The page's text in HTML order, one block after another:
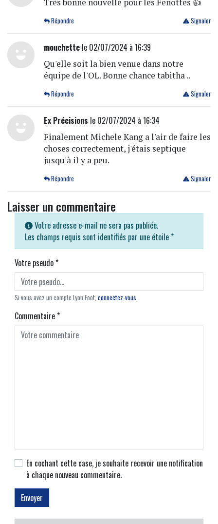
Signaler
Répondre
mouchettele 02/07/2024 à 16:39
Qu'elle soit la bien venue dans notre
équipe de l'OL. Bonne chance tabitha ..
Signaler
Répondre
Ex Précisions le 02/07/2024 à 16:34
Finalement Michele Kang a l'air de faire les
choses correctement, j'étais septique
jusqu'à il y a peu.
Signaler
Répondre
Laisser un commentaire
Votre adresse e-mail ne sera pas publiée.
Les champs requis sont identifiés par une étoile *
Votre pseudo*
Si vous avez un compte Lyon Foot, connectez-vous
Commentaire*
En cochant cette case, je souhaite recevoir une notification
à chaque nouveau commentaire.